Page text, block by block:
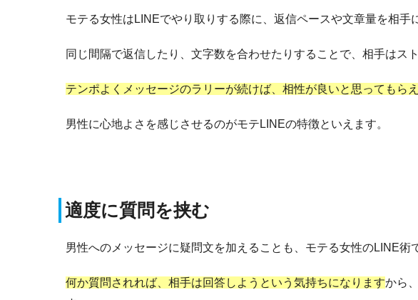
モテる女性はLINEでやり取りする際に、返信ペースや文章量を相手
同じ間隔で返信したり、文字数を合わせたりすることで、相手はス
テンポよくメッセージのラリーが続けば、相性が良いと思ってもら
男性に心地よさを感じさせるのがモテLINEの特徴といえます。
適度に質問を挟む
男性へのメッセージに疑問文を加えることも、モテる女性のLINE術
何か質問されれば、相手は回答しようという気持ちになりますから